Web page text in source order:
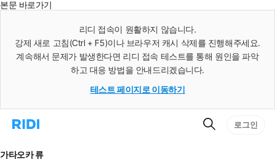
본문 바로가기
리디 접속이 원활하지 않습니다.
강제 새로 고침(Ctrl + F5)이나 브라우저 캐시 삭제를 진행해주세요.
계속해서 문제가 발생한다면 리디 접속 테스트를 통해 원인을 파악
하고 대응 방법을 안내드리겠습니다.
테스트 페이지로 이동하기
리
으
검
로그인
가타오카 류